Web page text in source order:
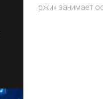
ржи» занимает